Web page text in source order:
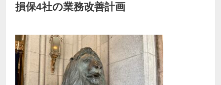
損保4社の業務改善計画